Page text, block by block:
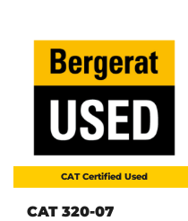
CAT Certified Used
CAT 320-07